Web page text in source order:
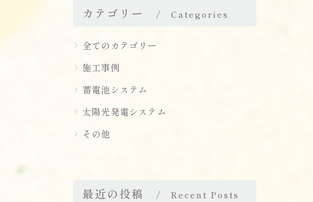
カテゴリー Categories
全てのカテゴリー
施工事例
蓄電池システム
太陽光発電システム
その他
最近の投稿 Recent Posts